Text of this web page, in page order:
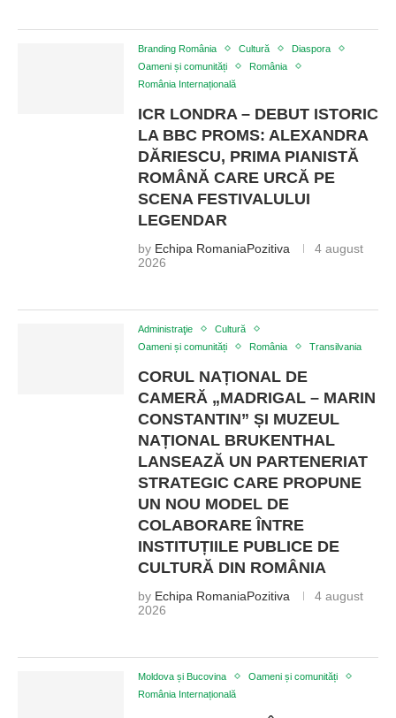
Branding România Cultură
Diaspora
Oameni și comunități
România
România Internațională
ICR LONDRA – DEBUT ISTORIC
LA BBC PROMS: ALEXANDRA
DĂRIESCU, PRIMA PIANISTĂ
ROMÂNĂ CARE URCĂ PE
SCENA FESTIVALULUI
LEGENDAR
by Echipa RomaniaPozitiva
4 august
2026
Administraţie
Cultură
Oameni și comunități
România Transilvania
CORUL NAȚIONAL DE
CAMERĂ „MADRIGAL – MARIN
CONSTANTIN” ȘI MUZEUL
NAȚIONAL BRUKENTHAL
LANSEAZĂ UN PARTENERIAT
STRATEGIC CARE PROPUNE
UN NOU MODEL DE
COLABORARE ÎNTRE
INSTITUȚIILE PUBLICE DE
CULTURĂ DIN ROMÂNIA
by Echipa RomaniaPozitiva
4 august
2026
Moldova și Bucovina
Oameni și comunități
România Internațională